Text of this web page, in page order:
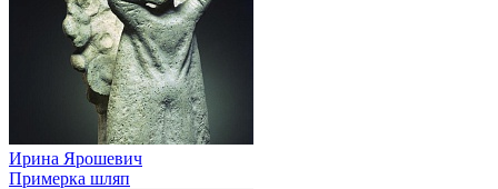
Ирина Ярошевич
Примерка шляп